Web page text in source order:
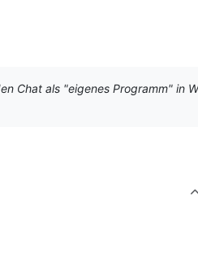
Chat als "eigenes Programm" in